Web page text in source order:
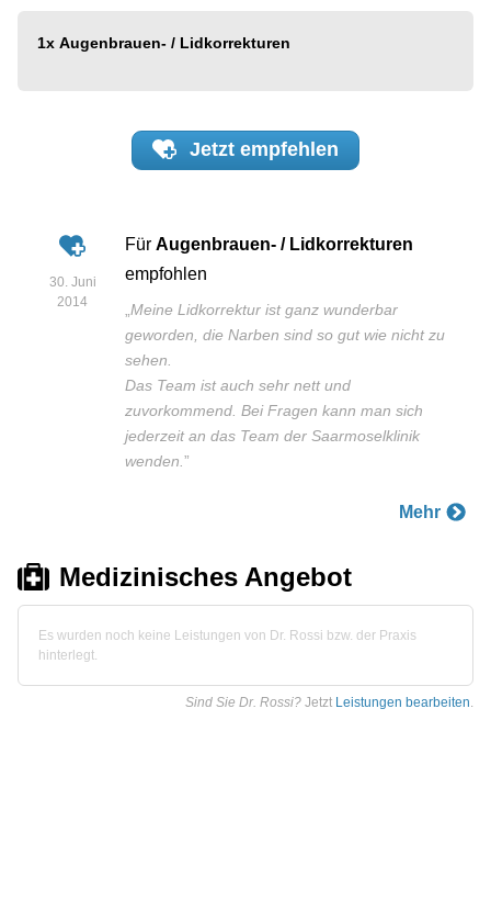
1x Augenbrauen- / Lidkorrekturen
Jetzt empfehlen
30. Juni
2014
Für Augenbrauen- / Lidkorrekturen
empfohlen
„Meine Lidkorrektur ist ganz wunderbar
geworden, die Narben sind so gut wie nicht zu
sehen.
Das Team ist auch sehr nett und
zuvorkommend. Bei Fragen kann man sich
jederzeit an das Team der Saarmoselklinik
wenden.”
Mehr
Medizinisches Angebot
Es wurden noch keine Leistungen von Dr. Rossi bzw. der Praxis
hinterlegt.
Sind Sie Dr. Rossi? Jetzt Leistungen bearbeiten.